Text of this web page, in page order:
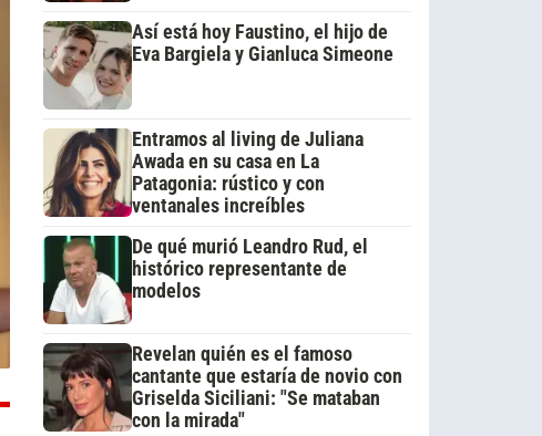
Así está hoy Faustino, el hijo de
Eva Bargiela y Gianluca Simeone
Entramos al living de Juliana
Awada en su casa en La
Patagonia: rústico y con
ventanales increíbles
De qué murió Leandro Rud, el
histórico representante de
modelos
Revelan quién es el famoso
cantante que estaría de novio con
Griselda Siciliani: "Se mataban
con la mirada"